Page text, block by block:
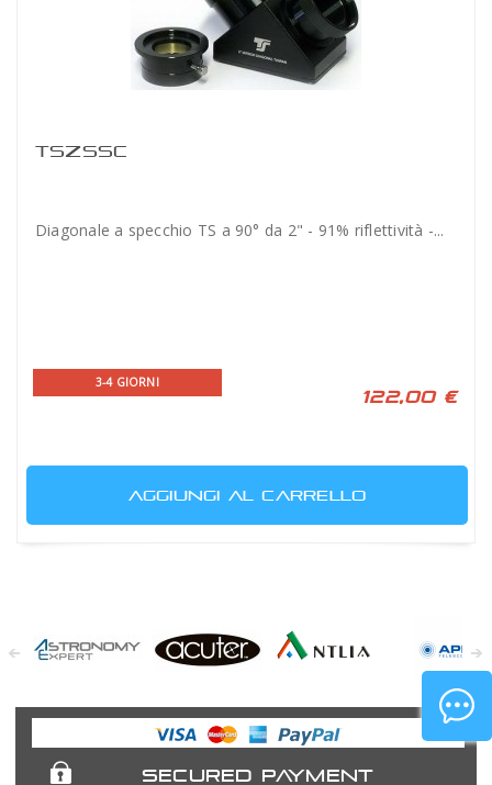
TSZSSC
Diagonale a specchio TS a 90° da 2" - 91% riflettività -...
3-4 GIORNI
122,00 €
AGGIUNGI AL CARRELLO
Expert
APM
Telescopes
SECURED PAYMENT